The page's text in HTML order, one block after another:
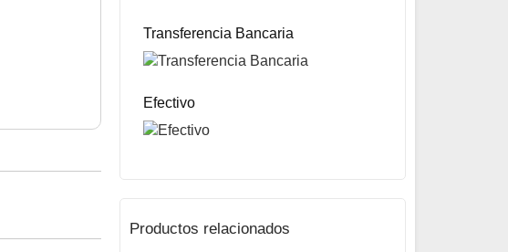
Transferencia Bancaria
Efectivo
Productos relacionados